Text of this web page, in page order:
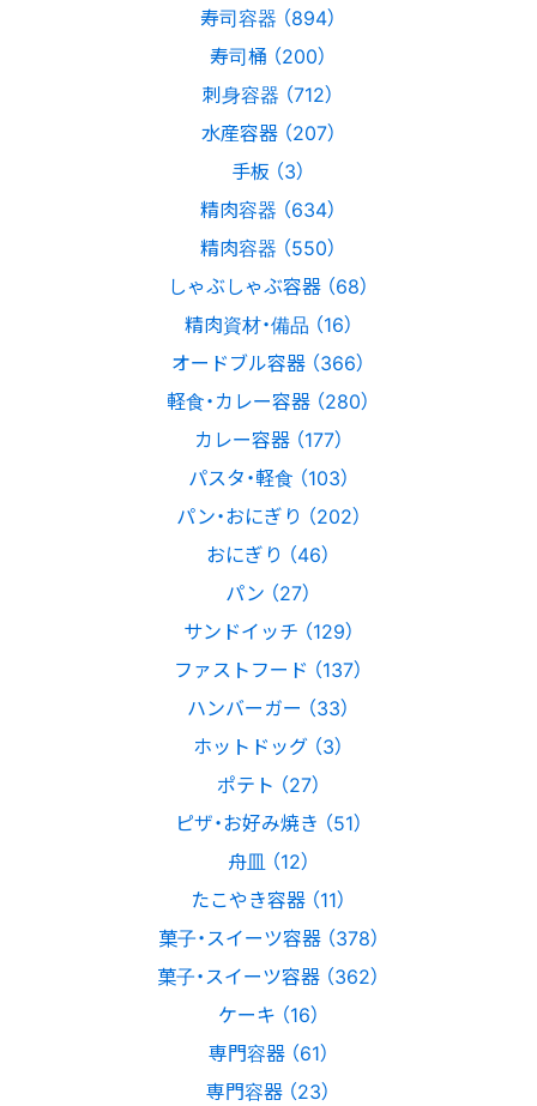
寿司容器 （894）
寿司桶 （200）
刺身容器 （712）
水産容器 （207）
手板 （3）
精肉容器 （634）
精肉容器 （550）
しゃぶしゃぶ容器 （68）
精肉資材・備品 （16）
オードブル容器 （366）
軽食・カレー容器 （280）
カレー容器 （177）
パスタ・軽食 （103）
パン・おにぎり （202）
おにぎり （46）
パン （27）
サンドイッチ （129）
ファストフード （137）
ハンバーガー （33）
ホットドッグ （3）
ポテト （27）
ピザ・お好み焼き （51）
舟皿 （12）
たこやき容器 （11）
菓子・スイーツ容器 （378）
菓子・スイーツ容器 （362）
ケーキ （16）
専門容器 （61）
専門容器 （23）